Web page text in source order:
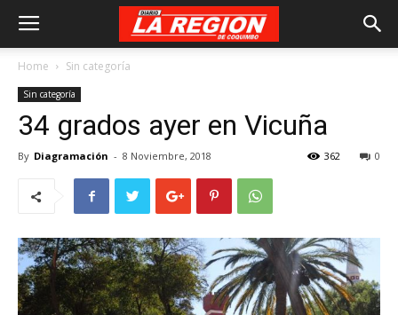
Home Sin categoría
Sin categoría
34 grados ayer en Vicuña
By Diagramación - 8 Noviembre, 2018 0
362